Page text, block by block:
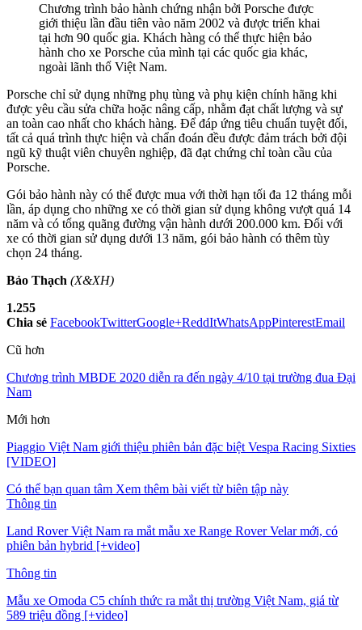
Chương trình bảo hành chứng nhận bởi Porsche được
giới thiệu lần đầu tiên vào năm 2002 và được triển khai
tại hơn 90 quốc gia. Khách hàng có thể thực hiện bảo
hành cho xe Porsche của mình tại các quốc gia khác,
ngoài lãnh thổ Việt Nam.
Porsche chỉ sử dụng những phụ tùng và phụ kiện chính hãng khi
được yêu cầu sửa chữa hoặc nâng cấp, nhằm đạt chất lượng và sự
an toàn cao nhất cho khách hàng. Để đáp ứng tiêu chuẩn tuyệt đối,
tất cả quá trình thực hiện và chẩn đoán đều được đảm trách bởi đội
ngũ kỹ thuật viên chuyên nghiệp, đã đạt chứng chỉ toàn cầu của
Porsche.
Gói bảo hành này có thể được mua với thời hạn tối đa 12 tháng mỗi
lần, áp dụng cho những xe có thời gian sử dụng không vượt quá 14
năm và có tổng quãng đường vận hành dưới 200.000 km. Đối với
xe có thời gian sử dụng dưới 13 năm, gói bảo hành có thêm tùy
chọn 24 tháng.
Bảo Thạch (X&XH)
1.255
Chia sẻ FacebookTwitterGoogle+ReddItWhatsAppPinterestEmail
Cũ hơn
Chương trình MBDE 2020 diễn ra đến ngày 4/10 tại trường đua Đại
Nam
Mới hơn
Piaggio Việt Nam giới thiệu phiên bản đặc biệt Vespa Racing Sixties
[VIDEO]
Có thể bạn quan tâm Xem thêm bài viết từ biên tập này
Thông tin
Land Rover Việt Nam ra mắt mẫu xe Range Rover Velar mới, có
phiên bản hybrid [+video]
Thông tin
Mẫu xe Omoda C5 chính thức ra mắt thị trường Việt Nam, giá từ
589 triệu đồng [+video]